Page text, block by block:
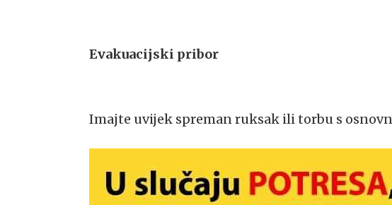
Evakuacijski pribor
Imajte uvijek spreman ruksak ili torbu s